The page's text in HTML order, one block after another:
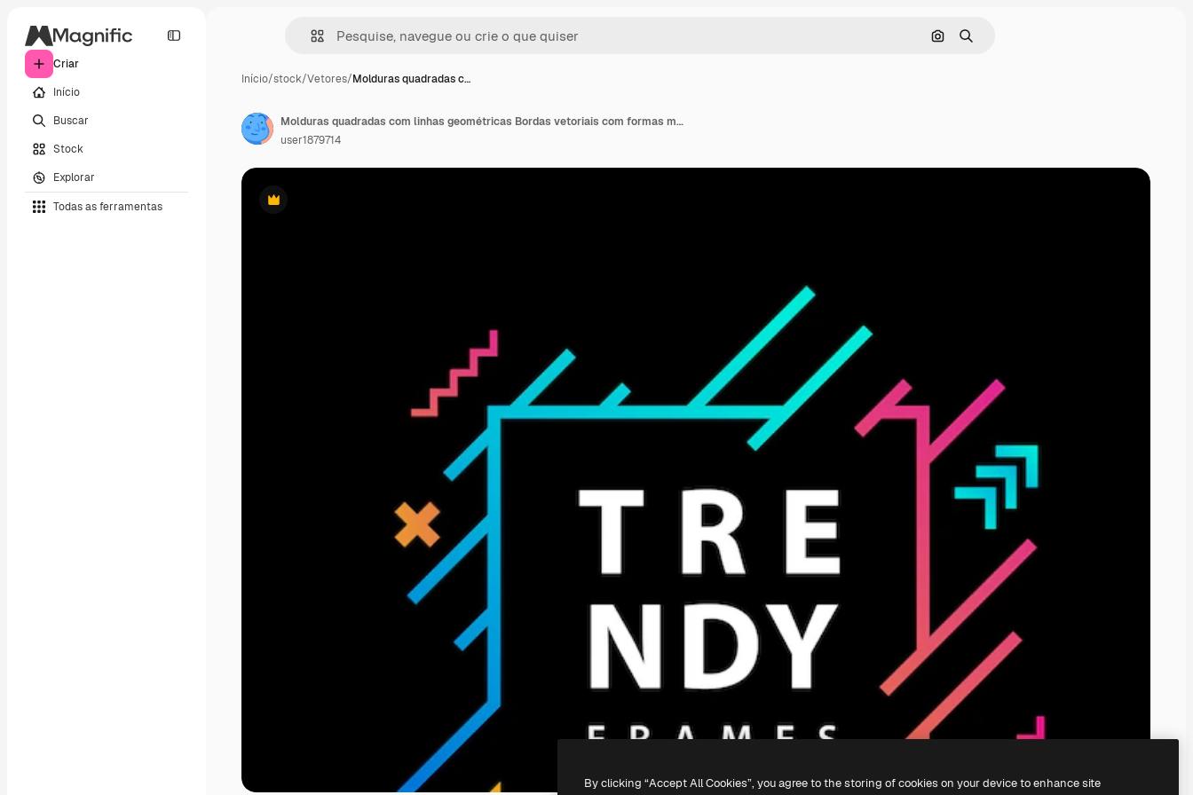
Criar
Início
Buscar
Stock
Explorar
Todas as ferramentas
Pesquisar por imagem
Buscar
Início/stock/Vetores/Molduras quadradas c…
Premium
Molduras quadradas com linhas geométricas Bordas vetoriais com formas modernas Modelos de design gráfico para banners panfletos cartazes cartões
user1879714
By clicking “Accept All Cookies”, you agree to the storing of cookies on your device to enhance site